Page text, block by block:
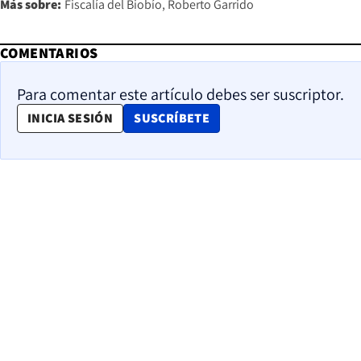
Más sobre: Fiscalía del Biobío Roberto Garrido
COMENTARIOS
Para comentar este artículo debes ser suscriptor.
INICIA SESIÓN SUSCRÍBETE
OPENS IN NEW WINDOW